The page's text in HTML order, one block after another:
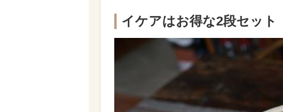
イケアはお得な2段セット